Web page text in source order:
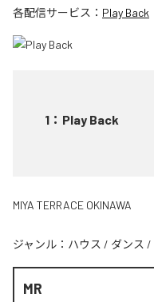
各配信サービス： Play Back
1 ： Play Back
MIYA TERRACE OKINAWA
ジャンル： ハウス / ダンス /
MR